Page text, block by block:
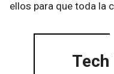
ellos para que toda la